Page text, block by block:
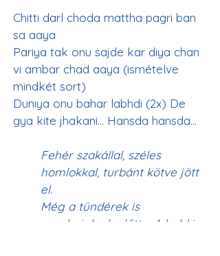
Chitti darl choda mattha pagri ban
sa aaya
Pariya tak onu sajde kar diya chan
vi ambar chad aaya (ismételve
mindkét sort)
Duniya onu bahar labhdi (2x) De
gya kite jhakani… Hansda hansda…
Fehér szakállal, széles
homlokkal, turbánt kötve jött
el.
Még a tündérek is
meghajolnak előtte. A hold is